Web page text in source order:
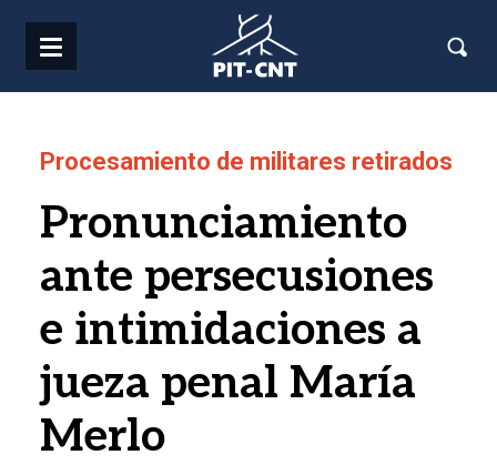
Procesamiento de militares retirados
Pronunciamiento
ante persecusiones
e intimidaciones a
jueza penal María
Merlo